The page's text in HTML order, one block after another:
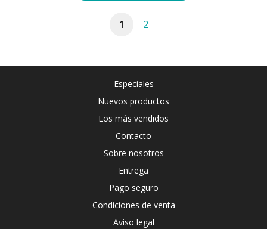
1 2
Especiales
Nuevos productos
Los más vendidos
Contacto
Sobre nosotros
Entrega
Pago seguro
Condiciones de venta
Aviso legal